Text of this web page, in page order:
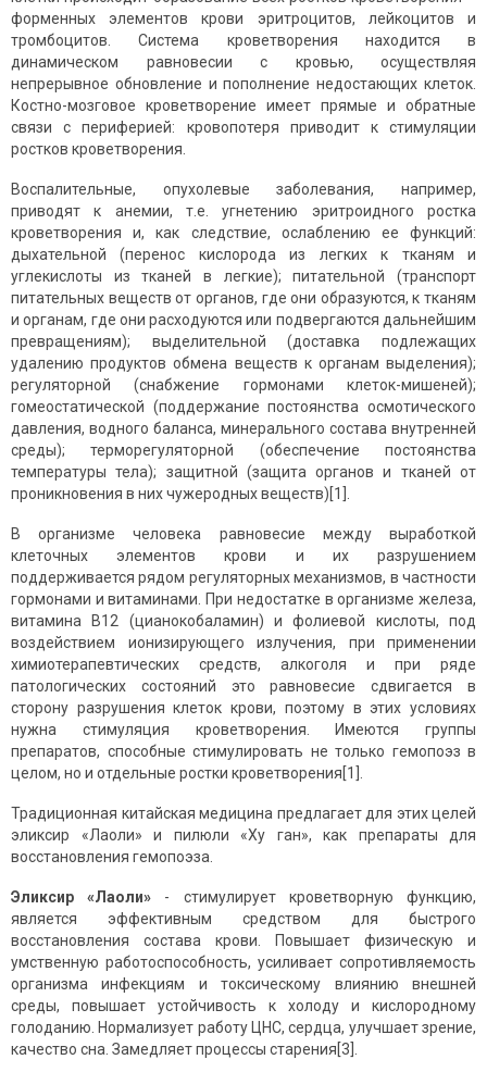
форменных элементов крови эритроцитов, лейкоцитов и
тромбоцитов. Система кроветворения находится в
динамическом равновесии с кровью, осуществляя
непрерывное обновление и пополнение недостающих клеток.
Костно-мозговое кроветворение имеет прямые и обратные
связи с периферией: кровопотеря приводит к стимуляции
ростков кроветворения.
Воспалительные, опухолевые заболевания, например,
приводят к анемии, т.е. угнетению эритроидного ростка
кроветворения и, как следствие, ослаблению ее функций:
дыхательной (перенос кислорода из легких к тканям и
углекислоты из тканей в легкие); питательной (транспорт
питательных веществ от органов, где они образуются, к тканям
и органам, где они расходуются или подвергаются дальнейшим
превращениям); выделительной (доставка подлежащих
удалению продуктов обмена веществ к органам выделения);
регуляторной (снабжение гормонами клеток-мишеней);
гомеостатической (поддержание постоянства осмотического
давления, водного баланса, минерального состава внутренней
среды); терморегуляторной (обеспечение постоянства
температуры тела); защитной (защита органов и тканей от
проникновения в них чужеродных веществ)[1].
В организме человека равновесие между выработкой
клеточных элементов крови и их разрушением
поддерживается рядом регуляторных механизмов, в частности
гормонами и витаминами. При недостатке в организме железа,
витамина B12 (цианокобаламин) и фолиевой кислоты, под
воздействием ионизирующего излучения, при применении
химиотерапевтических средств, алкоголя и при ряде
патологических состояний это равновесие сдвигается в
сторону разрушения клеток крови, поэтому в этих условиях
нужна стимуляция кроветворения. Имеются группы
препаратов, способные стимулировать не только гемопоэз в
целом, но и отдельные ростки кроветворения[1].
Традиционная китайская медицина предлагает для этих целей
эликсир «Лаоли» и пилюли «Ху ган», как препараты для
восстановления гемопоэза.
Эликсир «Лаоли» - стимулирует кроветворную функцию,
является эффективным средством для быстрого
восстановления состава крови. Повышает физическую и
умственную работоспособность, усиливает сопротивляемость
организма инфекциям и токсическому влиянию внешней
среды, повышает устойчивость к холоду и кислородному
голоданию. Нормализует работу ЦНС, сердца, улучшает зрение,
качество сна. Замедляет процессы старения[3].